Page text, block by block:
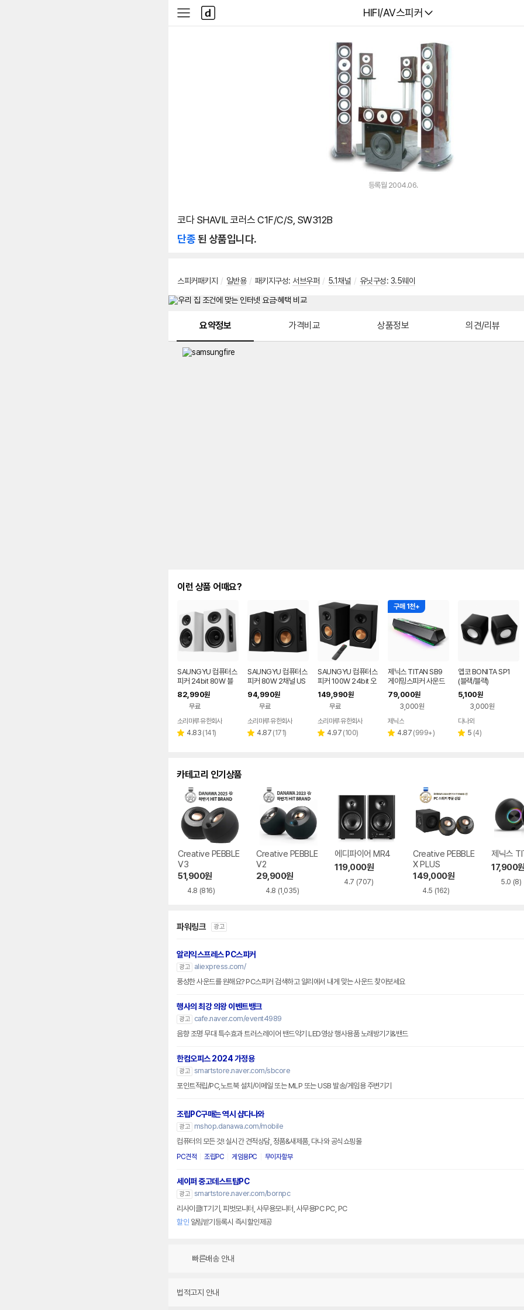
다나와
HIFI/AV스피커
사
이
다
나
와
등록월 2004.06.
코다 SHAVIL 코러스 C1F/C/S, SW312B
단종된 상품입니다.
스피커패키지 / 일반용 / 패키지구성: 서브우퍼 / 5.1채널 / 유닛구성: 3.5웨이
요약정보 가격비교 상품정보 의견/리뷰
이런 상품 어때요?
SAUNGYU 컴퓨터스
피커 24bit 80W 블
루투스 USB DAC AU
X 옵티컬 연결
82,990원
무료
소리마루 유한회사
별 4.83 리
(141)
SAUNGYU 컴퓨터스
피커 80W 2채널 US
B DAC 옵티컬 유선 연
결 블루투스 스피커
94,990원
무료
소리마루 유한회사
별 4.87 리
(171)
SAUNGYU 컴퓨터스
피커 100W 24bit 오
디오 2채널 PC 유선
블루투스 연결
149,990원
무료
소리마루 유한회사
별 4.97 리
(100)
구매 1천+
제닉스 TITAN SB9
게이밍스피커 사운드
바 컴퓨터스피커
79,000원
3,000원
페이
제닉스
별 4.87 리
(999+)
앱코 BONITA SP1
(블랙/블랙)
5,100원
3,000원
페이
다나와
별 5 리
(4)
카테고리 인기상품
Creative PEBBLE
V3
51,900원
4.8 (816)
Creative PEBBLE
V2
29,900원
4.8 (1,035)
에디파이어 MR4
119,000원
4.7 (707)
Creative PEBBLE
X PLUS
149,000원
4.5 (162)
제닉스
17,900
5.0 (8)
파워링크 광고
알리익스프레스 PC스피커
광고
aliexpress.com/
풍성한 사운드를 원해요? PC스피커 검색하고 알리에서 내게 맞는 사운드 찾아보세요
행사의 최강 의왕 이벤트뱅크
광고
cafe.naver.com/event4989
음향 조명 무대 특수효과 트러스레이어 밴드악기 LED영상 행사용품 노래방기기&밴드
한컴오피스 2024 가정용
광고 smartstore.naver.com/sbcore
포인트적립/PC,노트북 설치/이메일 또는 MLP 또는 USB 발송/게임용 주변기기
조립PC구매는 역시 샵다나와
광고
mshop.danawa.com/mobile
컴퓨터의 모든 것! 실시간 견적상담, 정품&새제품, 다나와 공식쇼핑몰
PC견적 조립PC 게임용PC 무이자할부
세이퍼 중고데스트탑PC
광고 smartstore.naver.com/bornpc
리사이클IT기기, 피벗모니터, 사무용모니터, 사무용PC PC, PC
할인 알림받기등록시 즉시할인제공
빠른배송 안내
법적고지 안내